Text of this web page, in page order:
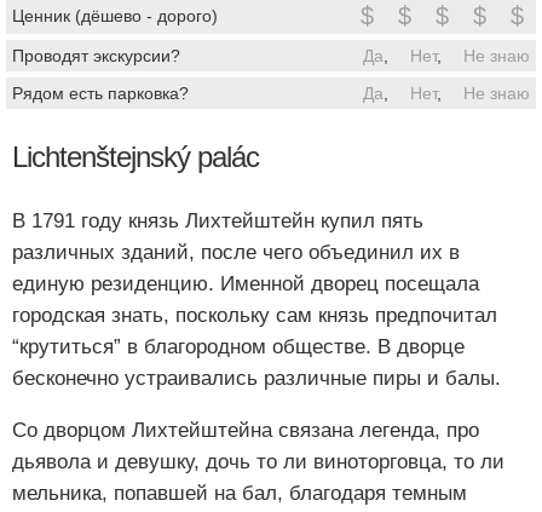
Ценник (дёшево - дорого) $ $ $ $ $
Проводят экскурсии? Да Нет,
Не знаю
Рядом есть парковка?
Да Нет, Не знаю
Lichtenštejnský palác
В 1791 году князь Лихтейштейн купил пять
различных зданий, после чего объединил их в
единую резиденцию. Именной дворец посещала
городская знать, поскольку сам князь предпочитал
“крутиться” в благородном обществе. В дворце
бесконечно устраивались различные пиры и балы.
Со дворцом Лихтейштейна связана легенда, про
дьявола и девушку, дочь то ли виноторговца, то ли
мельника, попавшей на бал, благодаря темным